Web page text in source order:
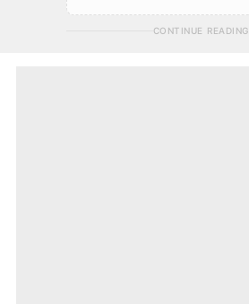
CONTINUE READING